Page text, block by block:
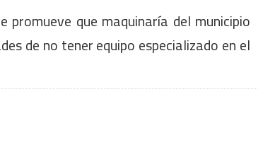
que maquinaría del municipio
de no tener equipo especializado en el